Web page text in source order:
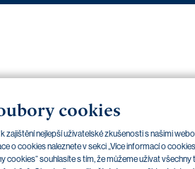
cookies
zajištění nejlepší uživatelské zkušenosti s našimi
o cookies naleznete v sekci „Více informací o
cookies“ souhlasíte s tím, že můžeme užívat všechny